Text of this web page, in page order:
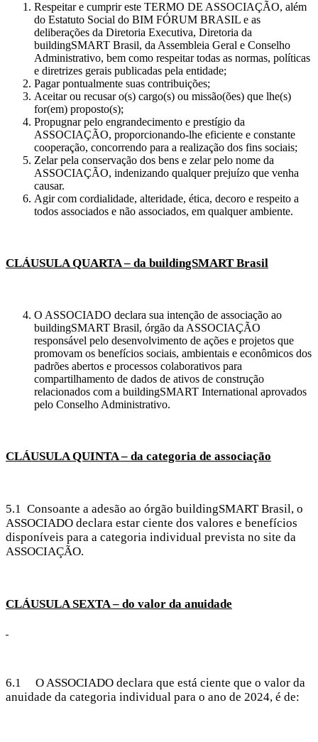
Respeitar e cumprir este TERMO DE ASSOCIAÇÃO, além
do Estatuto Social do BIM FÓRUM BRASIL e as
deliberações da Diretoria Executiva, Diretoria da
buildingSMART Brasil, da Assembleia Geral e Conselho
Administrativo, bem como respeitar todas as normas, políticas
e diretrizes gerais publicadas pela entidade;
Pagar pontualmente suas contribuições;
Aceitar ou recusar o(s) cargo(s) ou missão(ões) que lhe(s)
for(em) proposto(s);
Propugnar pelo engrandecimento e prestígio da
ASSOCIAÇÃO, proporcionando-lhe eficiente e constante
cooperação, concorrendo para a realização dos fins sociais;
Zelar pela conservação dos bens e zelar pelo nome da
ASSOCIAÇÃO, indenizando qualquer prejuízo que venha
causar.
Agir com cordialidade, alteridade, ética, decoro e respeito a
todos associados e não associados, em qualquer ambiente.
CLÁUSULA QUARTA – da buildingSMART Brasil
O ASSOCIADO declara sua intenção de associação ao
buildingSMART Brasil, órgão da ASSOCIAÇÃO
responsável pelo desenvolvimento de ações e projetos que
promovam os benefícios sociais, ambientais e econômicos dos
padrões abertos e processos colaborativos para
compartilhamento de dados de ativos de construção
relacionados com a buildingSMART International aprovados
pelo Conselho Administrativo.
CLÁUSULA QUINTA – da categoria de associação
5.1 Consoante a adesão ao órgão buildingSMART Brasil, o
ASSOCIADO declara estar ciente dos valores e benefícios
disponíveis para a categoria individual prevista no site da
ASSOCIAÇÃO.
CLÁUSULA SEXTA – do valor da anuidade
6.1 O ASSOCIADO declara que está ciente que o valor da
anuidade da categoria individual para o ano de 2024, é de: